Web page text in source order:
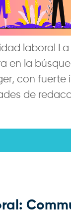
laboral La
en la
con fuerte
de